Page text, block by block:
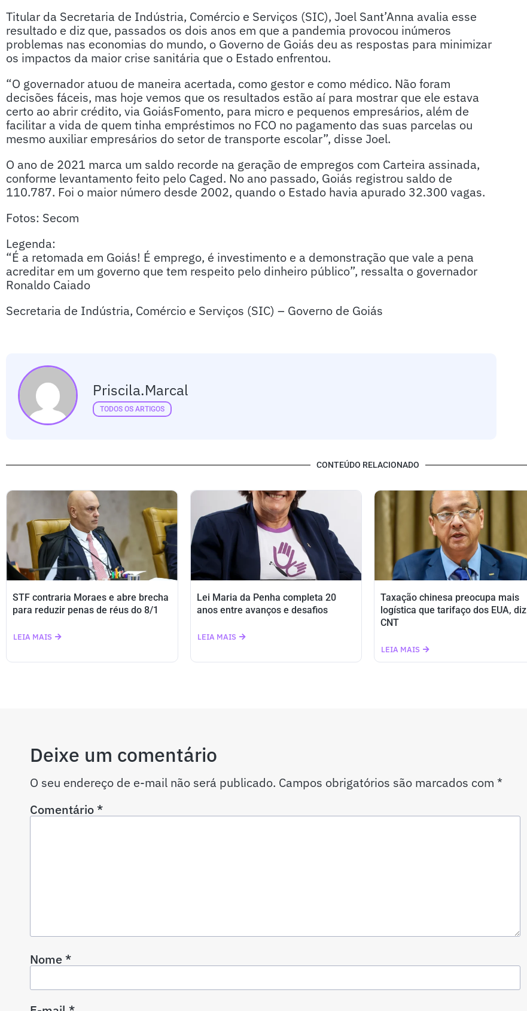
Titular da Secretaria de Indústria, Comércio e Serviços (SIC), Joel Sant’Anna avalia esse
resultado e diz que, passados os dois anos em que a pandemia provocou inúmeros
problemas nas economias do mundo, o Governo de Goiás deu as respostas para minimizar
os impactos da maior crise sanitária que o Estado enfrentou.
“O governador atuou de maneira acertada, como gestor e como médico. Não foram
decisões fáceis, mas hoje vemos que os resultados estão aí para mostrar que ele estava
certo ao abrir crédito, via GoiásFomento, para micro e pequenos empresários, além de
facilitar a vida de quem tinha empréstimos no FCO no pagamento das suas parcelas ou
mesmo auxiliar empresários do setor de transporte escolar”, disse Joel.
O ano de 2021 marca um saldo recorde na geração de empregos com Carteira assinada,
conforme levantamento feito pelo Caged. No ano passado, Goiás registrou saldo de
110.787. Foi o maior número desde 2002, quando o Estado havia apurado 32.300 vagas.
Fotos: Secom
Legenda:
“É a retomada em Goiás! É emprego, é investimento e a demonstração que vale a pena
acreditar em um governo que tem respeito pelo dinheiro público”, ressalta o governador
Ronaldo Caiado
Secretaria de Indústria, Comércio e Serviços (SIC) – Governo de Goiás
Priscila.marcal
TODOS OS ARTIGOS
CONTEÚDO RELACIONADO
STF contraria Moraes e abre brecha
para reduzir penas de réus do 8/1
LEIA MAIS
Lei Maria da Penha completa 20
anos entre avanços e desafios
LEIA MAIS
Taxação chinesa preocupa mais
logística que tarifaço dos EUA, diz
CNT
LEIA MAIS
Deixe um comentário
O seu endereço de e-mail não será publicado. Campos obrigatórios são marcados com *
Comentário*
Nome*